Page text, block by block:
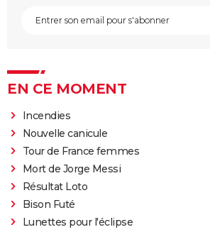
EN CE MOMENT
Incendies
Nouvelle canicule
Tour de France femmes
Mort de Jorge Messi
Résultat Loto
Bison Futé
Lunettes pour l'éclipse